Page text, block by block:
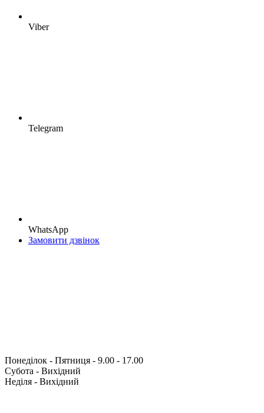
Viber
Telegram
WhatsApp
Замовити дзвінок
Понеділок - Пятниця - 9.00 - 17.00
Субота - Вихідний
Неділя - Вихідний